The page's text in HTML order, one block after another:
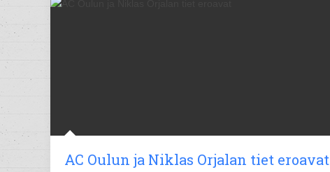
AC Oulun ja Niklas Orjalan tiet eroavat